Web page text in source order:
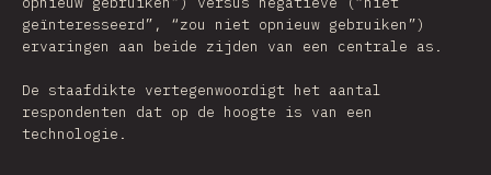
geïnteresseerd”, “zou niet opnieuw gebruiken”)
ervaringen aan beide zijden van een centrale as.
De staafdikte vertegenwoordigt het aantal
respondenten dat op de hoogte is van een
technologie.